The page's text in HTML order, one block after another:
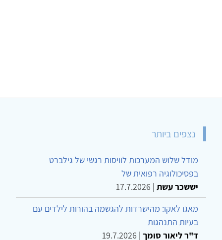
נצפים ביותר
מודל שלוש המערכות לוויסות רגשי של גילברט
בפסיכולוגיה רפואית של
יששכר עשת |
17.7.2026
מאגו לאקו: מהישרדות להגשמה בהורות לילדים עם
בעיות התנהגות
ד"ר ליאור סומך |
19.7.2026